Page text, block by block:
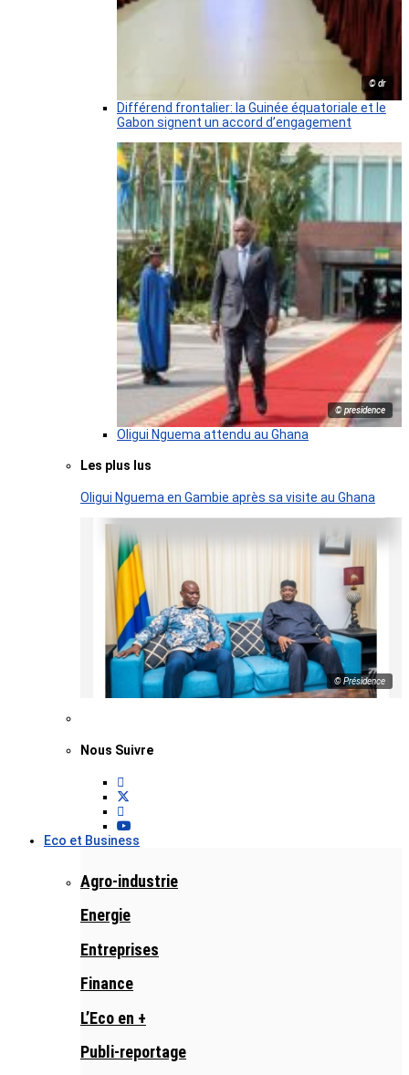
© dr
Différend frontalier: la Guinée équatoriale et le
Gabon signent un accord d’engagement
© presidence
Oligui Nguema attendu au Ghana
Les plus lus
Oligui Nguema en Gambie après sa visite au Ghana
© Présidence
Nous Suivre
Eco et Business
Agro-industrie
Energie
Entreprises
Finance
L’Eco en +
Publi-reportage